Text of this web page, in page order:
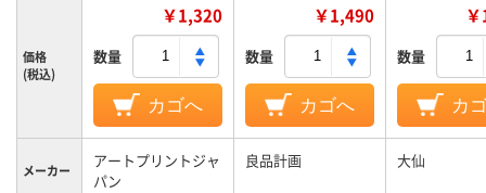
価格
(税込)
￥1,320
数量
カゴへ
￥1,490
数量
カゴへ
数量
カ
メーカー
アートプリントジャ
パン
良品計画 大仙